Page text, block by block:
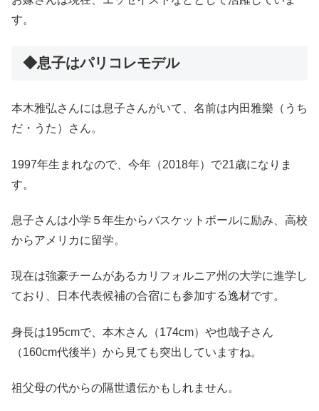
す。
◆息子はパリコレモデル
本木雅弘さんには息子さんがいて、名前は内田雅樂（うち
だ・うた）さん。
1997年生まれなので、今年（2018年）で21歳になりま
す。
息子さんは小学５年生からバスケットボールに励み、高校
からアメリカに留学。
現在は強豪チームがあるカリフォルニア州の大学に進学し
ており、日本代表候補の合宿にも参加する逸材です。
身長は195cmで、本木さん（174cm）や也哉子さん
（160cm代後半）から見ても突出していますね。
祖父母の代からの隔世遺伝かもしれません。